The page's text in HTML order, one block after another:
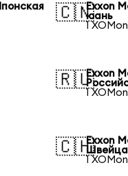
🇨🇳Exxon
юань
1
🇷🇺Exxon
1
🇨🇭Exxon
1